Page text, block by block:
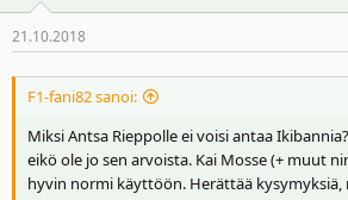
21.10.2018
F1-fani82 sanoi:
Miksi Antsa Rieppolle ei voisi antaa
eikö ole jo sen arvoista. Kai Mosse (+ muut
hyvin normi käyttöön. Herättää kysymyksiä,